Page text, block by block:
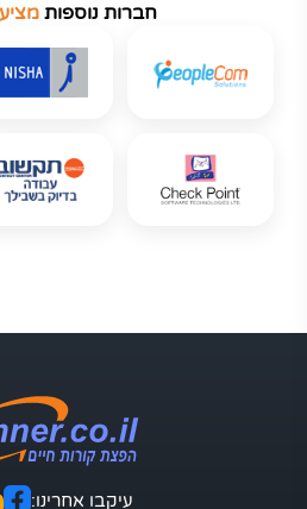
חברות נוספות
עיקבו אחרינו: